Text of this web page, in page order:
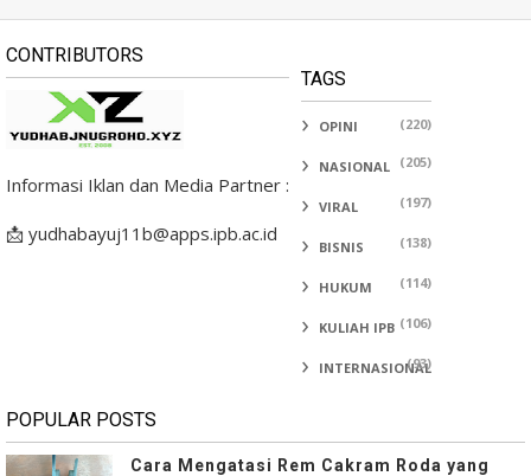
CONTRIBUTORS
Informasi Iklan dan Media Partner :
📩 yudhabayuj11b@apps.ipb.ac.id
TAGS
OPINI (220)
NASIONAL (205)
VIRAL (197)
BISNIS (138)
HUKUM (114)
KULIAH IPB (106)
INTERNASIONAL
(93)
POPULAR POSTS
Cara Mengatasi Rem Cakram Roda yang